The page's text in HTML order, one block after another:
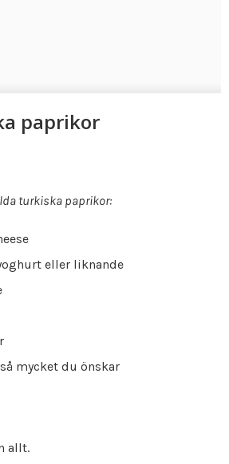
paprikor
turkiska paprikor:
eller liknande
mycket du önskar
allt.